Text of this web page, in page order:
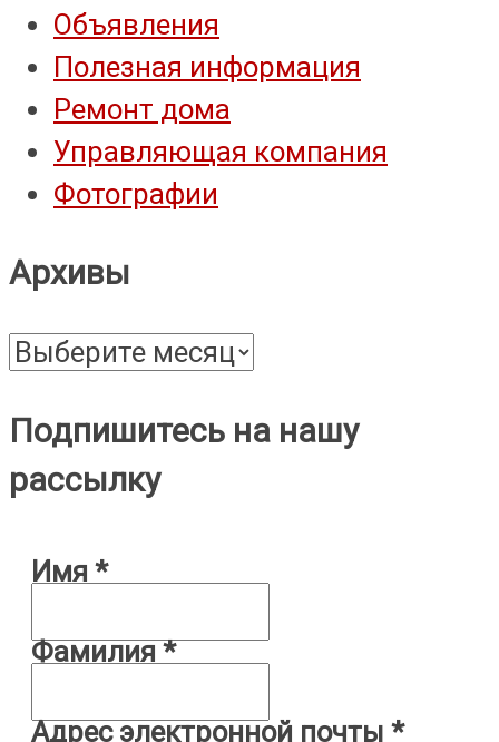
Объявления
Полезная информация
Ремонт дома
Управляющая компания
Фотографии
Архивы
Архивы
Подпишитесь на нашу
рассылку
Имя *
Фамилия*
Адрес электронной почты *